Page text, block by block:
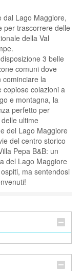
dal Lago Maggiore,
per trascorrere delle
della Val
3 belle
comuni dove
cominciare la
copiose colazioni a
e montagna, la
perfetto per
ultime
del Lago Maggiore
del centro storico
Pepa B&B: un
del Lago Maggiore
ma sentendosi